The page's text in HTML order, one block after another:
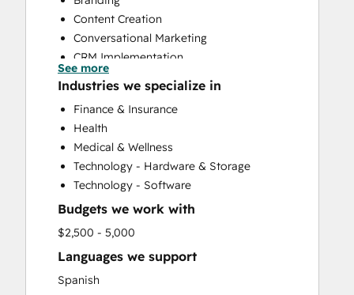
Content Creation
Conversational Marketing
CRM Implementation
CRM Migration
Custom API Integrations
Customer Marketing
Customer Success Training
Customer Support Training
Customer Survey and Analysis
Email Marketing
Full Inbound Marketing Services
Help Desk Implementation
Paid Advertising
Programmable Automation
See more
Industries we specialize in
Finance & Insurance
Health
Medical & Wellness
Technology - Hardware & Storage
Technology - Software
Budgets we work with
$2,500 - 5,000
Languages we support
Spanish